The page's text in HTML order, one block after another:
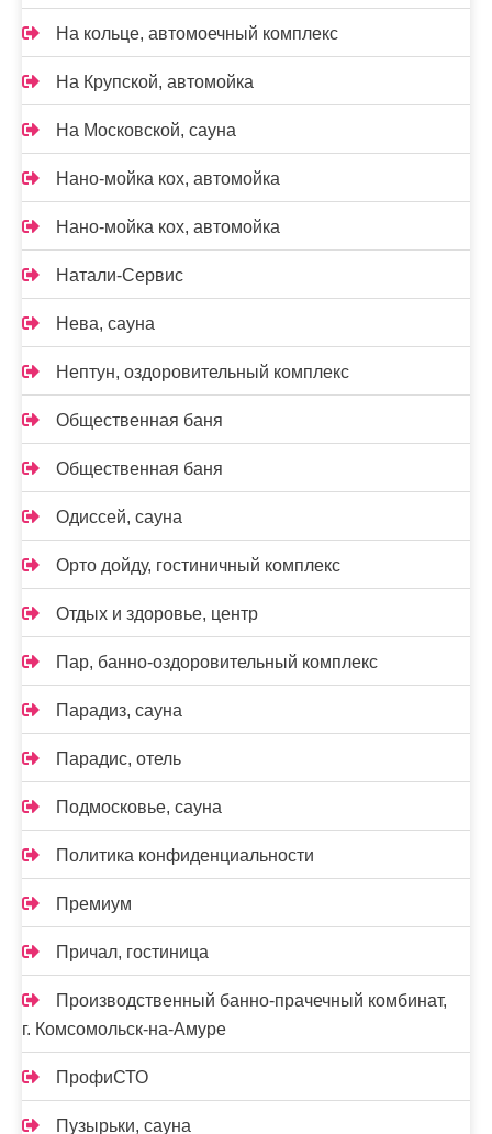
На кольце, автомоечный комплекс
На Крупской, автомойка
На Московской, сауна
Нано-мойка кох, автомойка
Нано-мойка кох, автомойка
Натали-Сервис
Нева, сауна
Нептун, оздоровительный комплекс
Общественная баня
Общественная баня
Одиссей, сауна
Орто дойду, гостиничный комплекс
Отдых и здоровье, центр
Пар, банно-оздоровительный комплекс
Парадиз, сауна
Парадис, отель
Подмосковье, сауна
Политика конфиденциальности
Премиум
Причал, гостиница
Производственный банно-прачечный комбинат,
г. Комсомольск-на-Амуре
ПрофиСТО
Пузырьки, сауна